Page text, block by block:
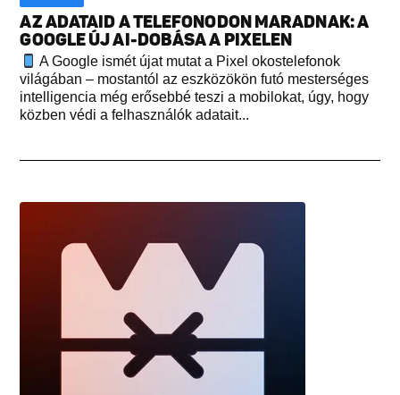
AZ ADATAID A TELEFONODON MARADNAK: A
GOOGLE ÚJ AI-DOBÁSA A PIXELEN
A Google ismét újat mutat a Pixel okostelefonok
világában – mostantól az eszközökön futó mesterséges
intelligencia még erősebbé teszi a mobilokat, úgy, hogy
közben védi a felhasználók adatait...